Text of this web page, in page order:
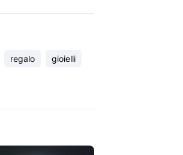
regalo gioielli